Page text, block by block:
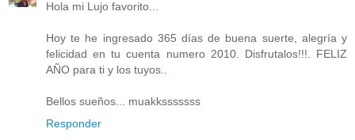
Hola mi Lujo favorito...
Hoy te he ingresado 365 días de buena suerte, alegría y
felicidad en tu cuenta numero 2010. Disfrutalos!!!. FELIZ
AÑO para ti y los tuyos..
Bellos sueños... muakksssssss
Responder